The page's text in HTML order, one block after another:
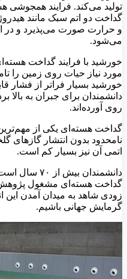
تولید می‌کند. فرایند همجوشی
گداخت دو اتم سبک مانند
و حرارت صورت می‌پذیرد و در
می‌شود.
خورشید با فرایند گداخت
مورد نیاز حیات روی زمین را
خورشید بسیار فراتر از فشار
دانشمندان برای جبران به بالا
روی آورده‌اند.
گداخت هسته‌ای یکی از مهم‌ترین
نامحدود بدون انتشار گازهای
اتمی آن نیز بسیار کم است.
دانشمندان
گداخت هسته‌ای مشغول پژوهش
زودی شاهد به میدان آمدن این
گرمایش جهانی باشیم.